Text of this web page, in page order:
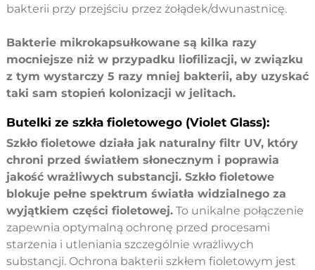
bakterii przy przejściu przez żołądek/dwunastnicę.
Bakterie mikrokapsułkowane są kilka razy
mocniejsze niż w przypadku liofilizacji, w związku
z tym wystarczy 5 razy mniej bakterii, aby uzyskać
taki sam stopień kolonizacji w jelitach.
Butelki ze szkła fioletowego (Violet Glass):
Szkło fioletowe działa jak naturalny filtr UV, który
chroni przed światłem słonecznym i poprawia
jakość wrażliwych substancji. Szkło fioletowe
blokuje pełne spektrum światła widzialnego za
wyjątkiem części fioletowej. To unikalne połączenie
zapewnia optymalną ochronę przed procesami
starzenia i utleniania szczególnie wrażliwych
substancji. Ochrona bakterii szkłem fioletowym jest